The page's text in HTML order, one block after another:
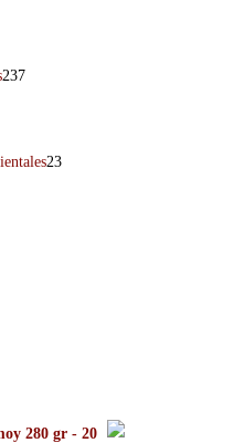
237
23
280 gr - 20